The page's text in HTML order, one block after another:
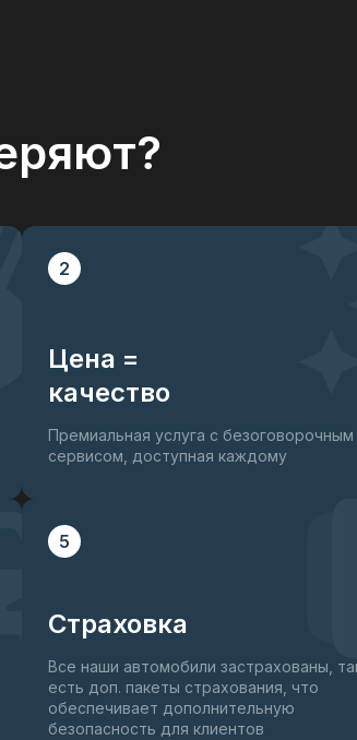
EBD)
2
Цена =
качество
Премиальная услуга с безоговорочным
сервисом, доступная каждому
5
Страховка
Все наши автомобили застрахованы,
есть доп. пакеты страхования, что
обеспечивает дополнительную
безопасность для клиентов